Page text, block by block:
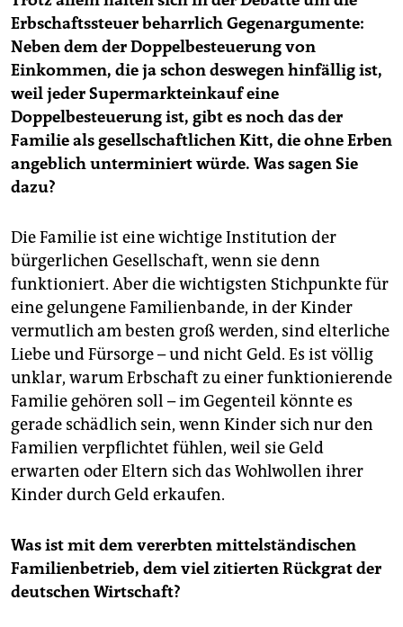
Erbschaftssteuer beharrlich Gegenargumente:
Neben dem der Doppelbesteuerung von
Einkommen, die ja schon deswegen hinfällig ist,
weil jeder Supermarkteinkauf eine
Doppelbesteuerung ist, gibt es noch das der
Familie als gesellschaftlichen Kitt, die ohne Erben
angeblich unterminiert würde. Was sagen Sie
dazu?
Die Familie ist eine wichtige Institution der
bürgerlichen Gesellschaft, wenn sie denn
funktioniert. Aber die wichtigsten Stichpunkte für
eine gelungene Familienbande, in der Kinder
vermutlich am besten groß werden, sind elterliche
Liebe und Fürsorge – und nicht Geld. Es ist völlig
unklar, warum Erbschaft zu einer funktionierende
Familie gehören soll – im Gegenteil könnte es
gerade schädlich sein, wenn Kinder sich nur den
Familien verpflichtet fühlen, weil sie Geld
erwarten oder Eltern sich das Wohlwollen ihrer
Kinder durch Geld erkaufen.
Was ist mit dem vererbten mittelständischen
Familienbetrieb, dem viel zitierten Rückgrat der
deutschen Wirtschaft?